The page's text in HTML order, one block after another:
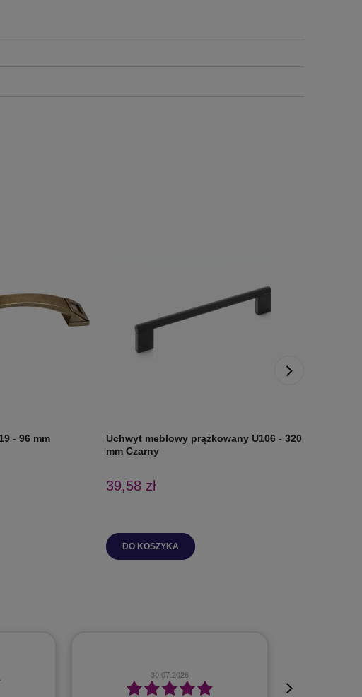
- 96 mm
Uchwyt meblowy prążkowany U106 - 320
mm Czarny
39,58 zł
DO KOSZYKA
23.07.2026